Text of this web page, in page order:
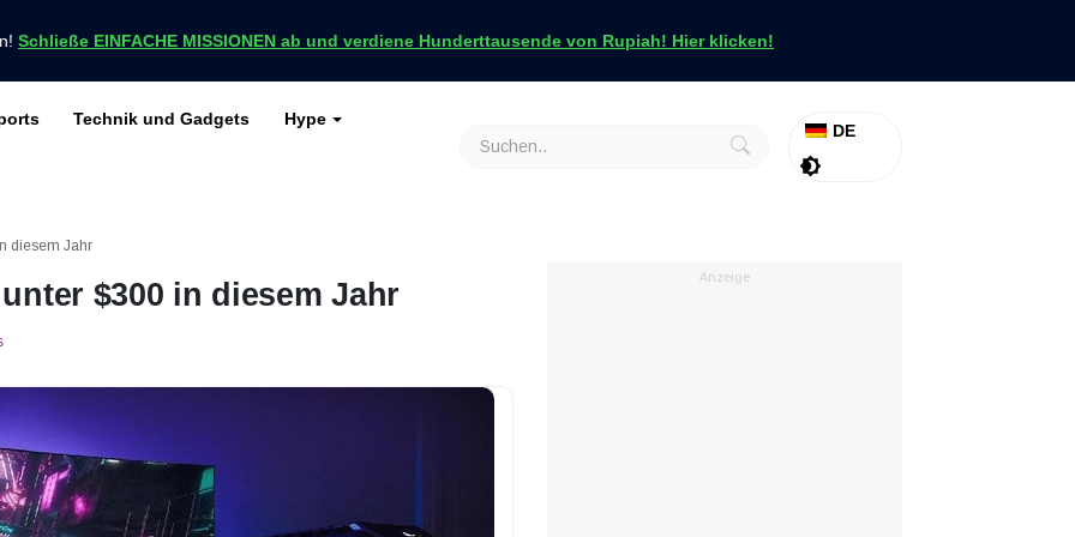
Schließe EINFACHE MISSIONEN ab und verdiene Hunderttausende von Rupiah! Hier klicken!
nur bei VCGamers
Technik und Gadgets Hype
DE
diesem Jahr
$300 in diesem Jahr Anzeige